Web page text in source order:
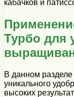
кабачков и
Турбо для
В данном
уникального
высоких